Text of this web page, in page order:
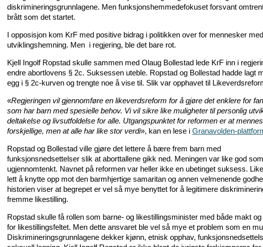
diskrimineringsgrunnlagene. Men funksjonshemmedefokuset forsvant
brått som det startet.
I opposisjon kom KrF med positive bidrag i politikken over for mennesker med
utviklingshemning. Men i regjering, ble det bare rot.
Kjell Ingolf Ropstad skulle sammen med Olaug Bollestad lede KrF inn i
endre abortlovens § 2c. Suksessen uteble. Ropstad og Bollestad hadde lagt
egg i § 2c-kurven og trengte noe å vise til. Slik var opphavet til
«Regjeringen vil gjennomføre en likeverdsreform for å gjøre det enklere for
som har barn med spesielle behov. Vi vil sikre like muligheter til personlig
deltakelse og livsutfoldelse for alle. Utgangspunktet for reformen er at
forskjellige, men at alle har like stor verdi», kan en lese i Granavolden-
Ropstad og Bollestad ville gjøre det lettere å bære frem barn med
funksjonsnedsettelser slik at aborttallene gikk ned. Meningen var like god
ugjennomtenkt. Navnet på reformen var heller ikke en ubetinget suksess.
lett å knytte opp mot den barmhjertige samaritan og annen velmenende
historien viser at begrepet er vel så mye benyttet for å legitimere
fremme likestilling.
Ropstad skulle få rollen som barne- og likestillingsminister med både makt
for likestillingsfeltet. Men dette ansvaret ble vel så mye et problem som en
Diskrimineringsgrunnlagene dekker kjønn, etnisk opphav,